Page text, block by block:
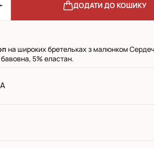
ДОДАТИ ДО КОШИКУ
на широких бретельках з малюнком
5% еластан.
переказ